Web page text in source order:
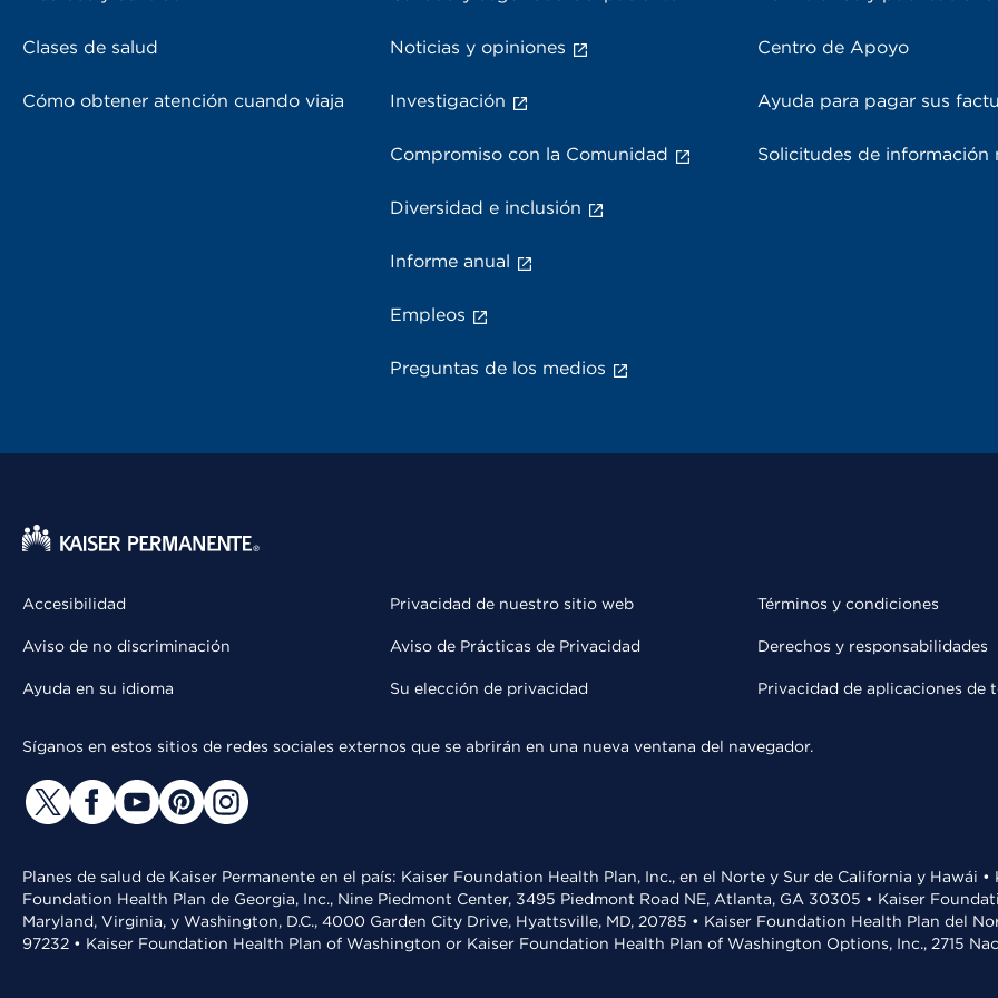
Clases de salud
Cómo obtener atención cuando viaja
Noticias y opiniones
Investigación
Compromiso con la Comunidad
Diversidad e inclusión
Informe anual
Empleos
Preguntas de los medios
Centro de Apoyo
Ayuda para pagar sus
Solicitudes de información
Accesibilidad
Aviso de no discriminación
Ayuda en su idioma
Privacidad de nuestro sitio web
Aviso de Prácticas de Privacidad
Su elección de privacidad
Términos y condiciones
Derechos y responsabilidades
Privacidad de aplicaciones de
Síganos en estos sitios de redes sociales externos que se abrirán en una nueva ventana del navegador.
Planes de salud de Kaiser Permanente en el país: Kaiser Foundation Health Plan, Inc., en el Norte y Sur de California y Hawái
Foundation Health Plan de Georgia, Inc., Nine Piedmont Center, 3495 Piedmont Road NE, Atlanta, GA 30305 • Kaiser
Maryland, Virginia, y Washington, D.C., 4000 Garden City Drive, Hyattsville, MD, 20785 • Kaiser Foundation Health Plan del
97232 • Kaiser Foundation Health Plan of Washington or Kaiser Foundation Health Plan of Washington Options, Inc., 2715